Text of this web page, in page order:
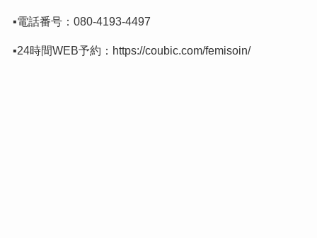
▪️電話番号： 080-4193-4497
▪️24時間WEB予約： https://coubic.com/femisoin/